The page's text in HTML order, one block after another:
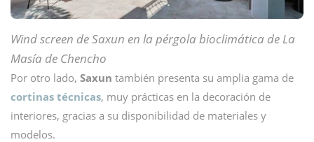
Wind screen de Saxun en la pérgola bioclimática de La
Masía de Chencho
Por otro lado, Saxun también presenta su amplia gama de
cortinas técnicas, muy prácticas en la decoración de
interiores, gracias a su disponibilidad de materiales y
modelos.